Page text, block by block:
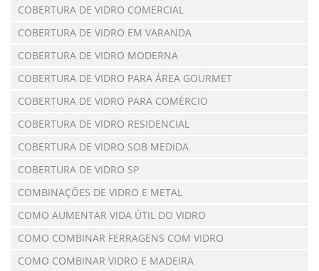
COBERTURA DE VIDRO COMERCIAL
COBERTURA DE VIDRO EM VARANDA
COBERTURA DE VIDRO MODERNA
COBERTURA DE VIDRO PARA ÁREA GOURMET
COBERTURA DE VIDRO PARA COMÉRCIO
COBERTURA DE VIDRO RESIDENCIAL
COBERTURA DE VIDRO SOB MEDIDA
COBERTURA DE VIDRO SP
COMBINAÇÕES DE VIDRO E METAL
COMO AUMENTAR VIDA ÚTIL DO VIDRO
COMO COMBINAR FERRAGENS COM VIDRO
COMO COMBINAR VIDRO E MADEIRA